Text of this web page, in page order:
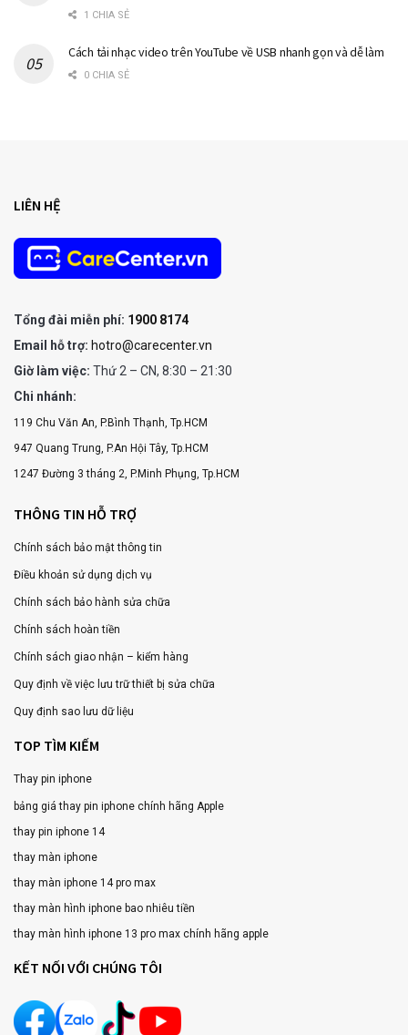
1 CHIA SẺ
Cách tải nhạc video trên YouTube về USB nhanh gọn và dễ làm
0 CHIA SẺ
LIÊN HỆ
Tổng đài miễn phí: 1900 8174
Email hỗ trợ: hotro@carecenter.vn
Giờ làm việc: Thứ 2 – CN, 8:30 – 21:30
Chi nhánh:
119 Chu Văn An, P.Bình Thạnh, Tp.HCM
947 Quang Trung, P.An Hội Tây, Tp.HCM
1247 Đường 3 tháng 2, P.Minh Phụng, Tp.HCM
THÔNG TIN HỖ TRỢ
Chính sách bảo mật thông tin
Điều khoản sử dụng dịch vụ
Chính sách bảo hành sửa chữa
Chính sách hoàn tiền
Chính sách giao nhận – kiểm hàng
Quy định về việc lưu trữ thiết bị sửa chữa
Quy định sao lưu dữ liệu
TOP TÌM KIẾM
Thay pin iphone
bảng giá thay pin iphone chính hãng Apple
thay pin iphone 14
thay màn iphone
thay màn iphone 14 pro max
thay màn hình iphone bao nhiêu tiền
thay màn hình iphone 13 pro max chính hãng apple
KẾT NỐI VỚI CHÚNG TÔI